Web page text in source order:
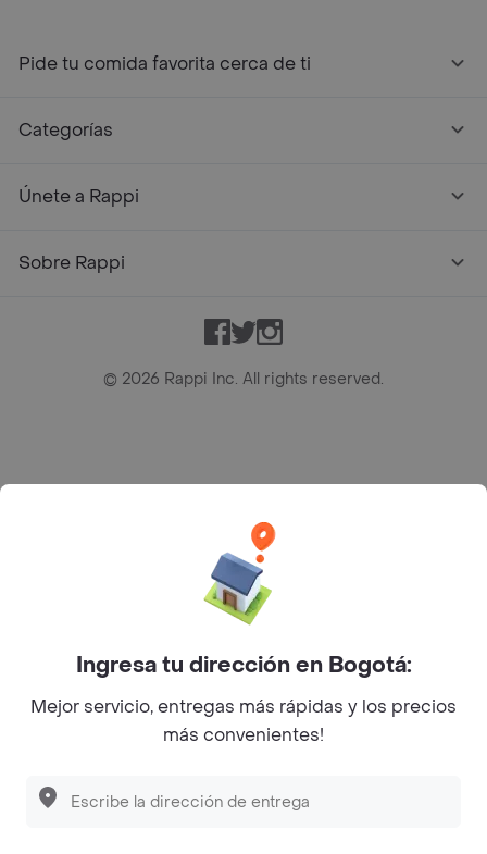
Pide tu comida favorita cerca de ti
Categorías
Únete a Rappi
Sobre Rappi
Facebook
TwitterInstagram
© 2026 Rappi Inc. All rights reserved.
Bogotá D.C. --- notificacionesrappi@rappi.com
Ingresa tu dirección en Bogotá:
Mejor servicio, entregas más rápidas y los precios
más convenientes!